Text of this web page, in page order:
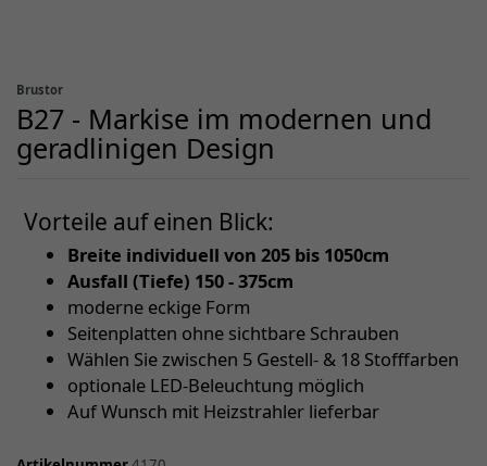
Brustor
B27 - Markise im modernen und
geradlinigen Design
Vorteile auf einen Blick:
Breite individuell von 205 bis 1050cm
Ausfall (Tiefe) 150 - 375cm
moderne eckige Form
Seitenplatten ohne sichtbare Schrauben
Wählen Sie zwischen 5 Gestell- & 18 Stofffarben
optionale LED-Beleuchtung möglich
Auf Wunsch mit Heizstrahler lieferbar